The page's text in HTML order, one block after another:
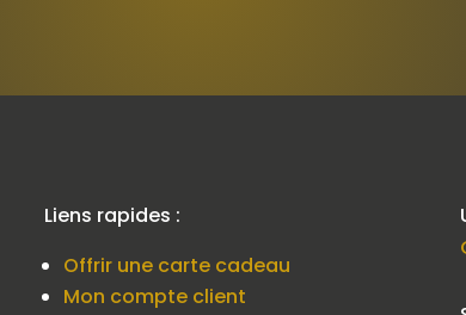
Liens rapides :
Offrir une carte cadeau
Mon compte client